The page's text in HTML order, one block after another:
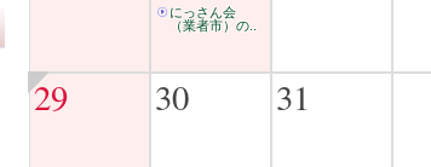
にっさん会
（業者市）の..
29 30 31